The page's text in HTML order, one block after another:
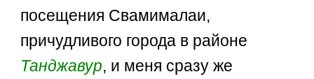
посещения Cвамималаи,
причудливого города в районе
Танджавур, и меня сразу же